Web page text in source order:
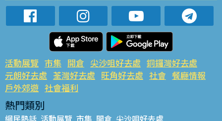
活動展覽 市集 開倉 尖沙咀好去處 銅鑼灣好去處
元朗好去處 荃灣好去處 旺角好去處 社會 餐廳情報
戶外郊遊 社會福利
熱門類別
網民熱話 活動展覽 市集 開倉 尖沙咀好去處